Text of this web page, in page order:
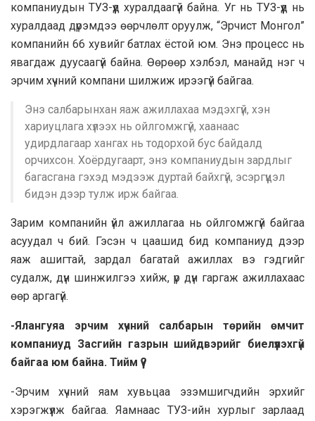
компаниудын ТУЗ-үүд хуралдаагүй байна. Уг нь ТУЗ-үүд нь
хуралдаад дүрэмдээ өөрчлөлт оруулж, “Эрчист Монгол”
компанийн 66 хувийг батлах ёстой юм. Энэ процесс нь
явагдаж дуусаагүй байна. Өөрөөр хэлбэл, манайд нэг ч
эрчим хүчний компани шилжиж ирээгүй байгаа.
Энэ салбарынхан яаж ажиллахаа мэдэхгүй, хэн
хариуцлага хүлээх нь ойлгомжгүй, хаанаас
удирдлагаар хангах нь тодорхой бус байдалд
орчихсон. Хоёрдугаарт, энэ компаниудын зардлыг
багасгана гэхэд мэдээж дуртай байхгүй, эсэргүүцэл
бидэн дээр тулж ирж байгаа.
Зарим компанийн үйл ажиллагаа нь ойлгомжгүй байгаа
асуудал ч бий. Гэсэн ч цаашид бид компаниуд дээр
яаж ашигтай, зардал багатай ажиллах вэ гэдгийг
судалж, дүн шинжилгээ хийж, үр дүн гаргаж ажиллахаас
өөр аргагүй.
-Ялангуяа эрчим хүчний салбарын төрийн өмчит
компаниуд Засгийн газрын шийдвэрийг биелүүлэхгүй
байгаа юм байна. Тийм үү?
-Эрчим хүчний яам хувьцаа эзэмшигчдийн эрхийг
хэрэгжүүлж байгаа. Яамнаас ТУЗ-ийн хурлыг зарлаад